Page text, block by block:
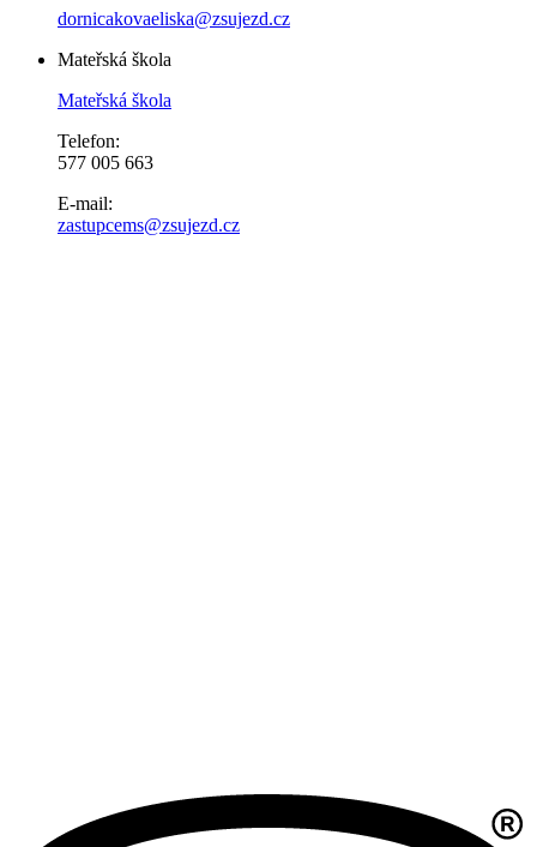
dornicakovaeliska@zsujezd.cz
Mateřská škola
Mateřská škola
Telefon:
577 005 663
E-mail:
zastupcems@zsujezd.cz